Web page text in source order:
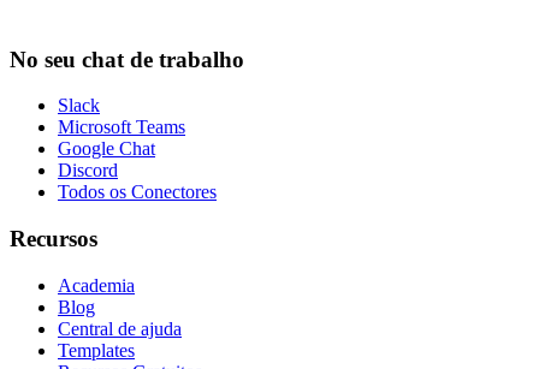
No seu chat de trabalho
Slack
Microsoft Teams
Google Chat
Discord
Todos os Conectores
Recursos
Academia
Blog
Central de ajuda
Templates